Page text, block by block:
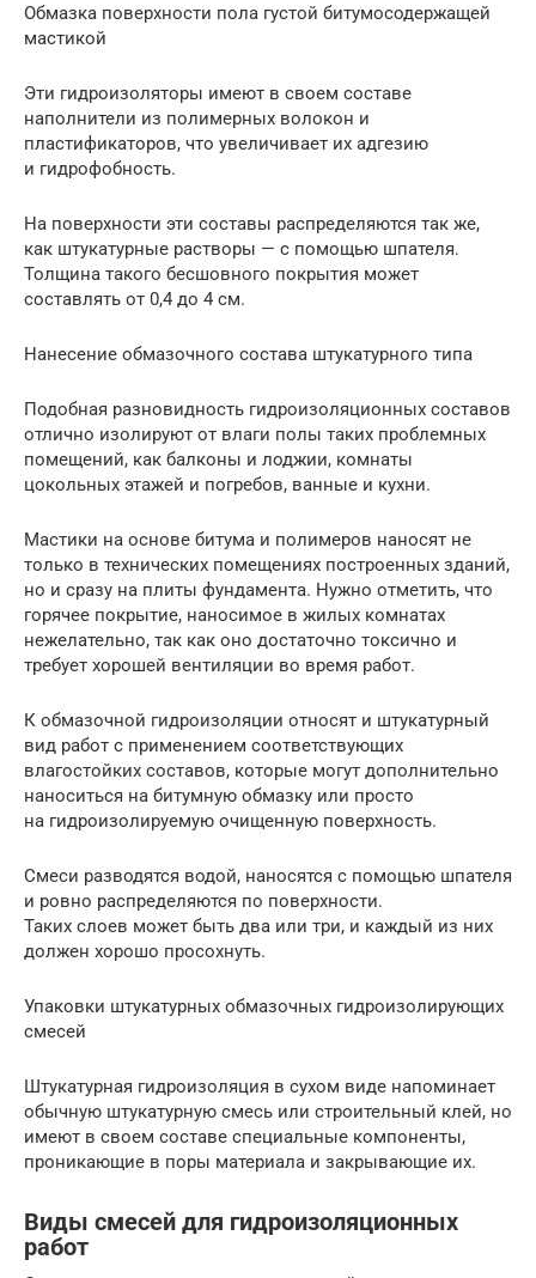
Обмазка поверхности пола густой битумосодержащей
мастикой
Эти гидроизоляторы имеют в своем составе
наполнители из полимерных волокон и
пластификаторов, что увеличивает их адгезию
и гидрофобность.
На поверхности эти составы распределяются так же,
как штукатурные растворы — с помощью шпателя.
Толщина такого бесшовного покрытия может
составлять от 0,4 до 4 см.
Нанесение обмазочного состава штукатурного типа
Подобная разновидность гидроизоляционных составов
отлично изолируют от влаги полы таких проблемных
помещений, как балконы и лоджии, комнаты
цокольных этажей и погребов, ванные и кухни.
Мастики на основе битума и полимеров наносят не
только в технических помещениях построенных зданий,
но и сразу на плиты фундамента. Нужно отметить, что
горячее покрытие, наносимое в жилых комнатах
нежелательно, так как оно достаточно токсично и
требует хорошей вентиляции во время работ.
К обмазочной гидроизоляции относят и штукатурный
вид работ с применением соответствующих
влагостойких составов, которые могут дополнительно
наноситься на битумную обмазку или просто
на гидроизолируемую очищенную поверхность.
Смеси разводятся водой, наносятся с помощью шпателя
и ровно распределяются по поверхности.
Таких слоев может быть два или три, и каждый из них
должен хорошо просохнуть.
Упаковки штукатурных обмазочных гидроизолирующих
смесей
Штукатурная гидроизоляция в сухом виде напоминает
обычную штукатурную смесь или строительный клей, но
имеют в своем составе специальные компоненты,
проникающие в поры материала и закрывающие их.
Виды смесей для гидроизоляционных
работ